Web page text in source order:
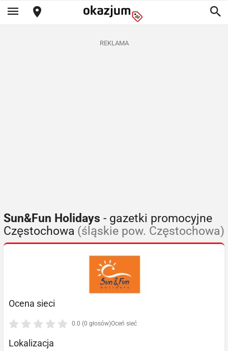
REKLAMA
Sun&Fun Holidays - gazetki promocyjne
Częstochowa (śląskie pow. Częstochowa)
Ocena sieci
0.0 (0 głosów)Oceń sieć
Lokalizacja